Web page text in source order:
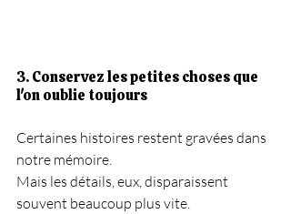
3. Conservez les petites choses que
l'on oublie toujours
Certaines histoires restent gravées dans
notre mémoire.
Mais les détails, eux, disparaissent
souvent beaucoup plus vite.